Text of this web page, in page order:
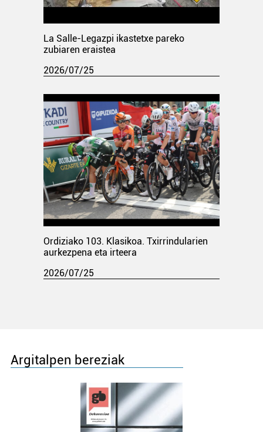
La Salle-Legazpi ikastetxe pareko
zubiaren eraistea
2026/07/25
Ordiziako 103. Klasikoa. Txirrindularien
aurkezpena eta irteera
2026/07/25
Argitalpen bereziak